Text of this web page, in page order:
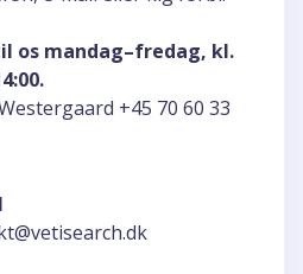
os mandag–fredag, kl.
+45 70 60 33